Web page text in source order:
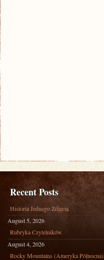
Recent Posts
Historia Jednego Zdjęcia
August 5, 2026
Rubryka Czytelników
August 4, 2026
Rocky Mountains (Ameryka Północna)